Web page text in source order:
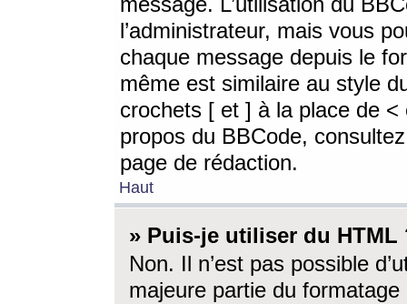
l’administrateur, mais vous
chaque message depuis le
même est similaire au style
crochets [ et ] à la place de <
propos du BBCode,
page de rédaction.
Haut
» Puis-je utiliser du HTML
Non. Il n’est pas possible
majeure partie du